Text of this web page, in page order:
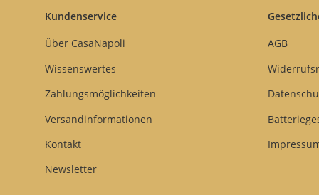
Kundenservice
Über CasaNapoli
Wissenswertes
Zahlungsmöglichkeiten
Versandinformationen
Kontakt
Newsletter
AGB